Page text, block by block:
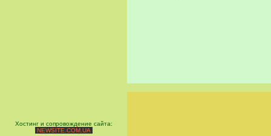
Хостинг и сопровождение сайта:
NEWSITE.COM.UA